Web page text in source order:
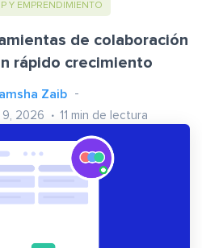
Y EMPRENDIMIENTO
de colaboración
rápido crecimiento
Zaib
9, 2026 11 min de lectura